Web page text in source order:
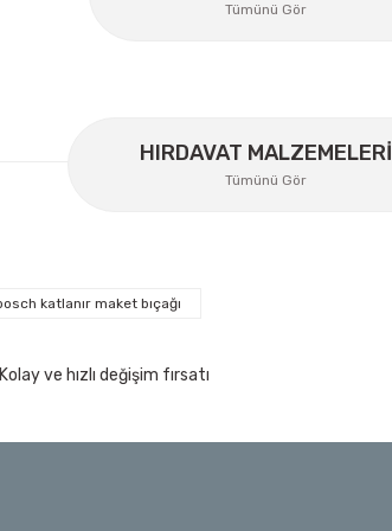
Nm
Tümünü Gör
HIRDAVAT MALZEMELERİ
Tümünü Gör
katlanır maket bıçağı
Kolay ve hızlı değişim fırsatı